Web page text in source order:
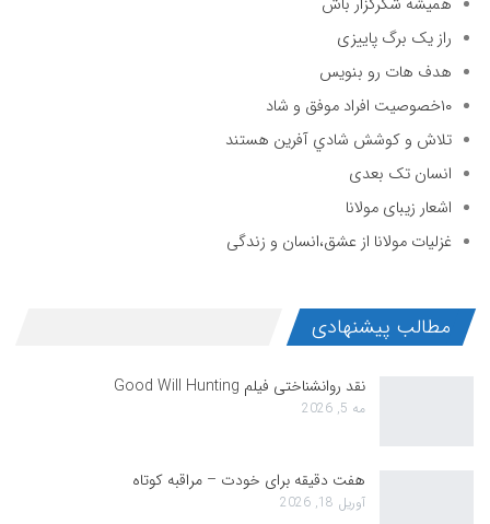
همیشه شکرگزار باش
راز یک برگ پاییزی
هدف هات رو بنویس
۱۰خصوصیت افراد موفق و شاد
تلاش و كوشش شادي آفرين هستند
انسان تک بعدی
اشعار زیبای مولانا
غزلیات مولانا از عشق،انسان و زندگی
مطالب پیشنهادی
نقد روانشناختی فیلم Good Will Hunting
مه 5, 2026
هفت دقیقه برای خودت – مراقبه کوتاه
آوریل 18, 2026